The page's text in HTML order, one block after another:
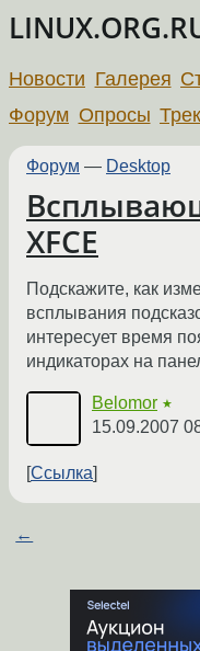
Новости Галерея
Форум Опросы
Форум — Desktop
XFCE
Подскажите, как
всплывания
интересует время
индикаторах на
Belomor ★
15.09.2007
Ссылка
←